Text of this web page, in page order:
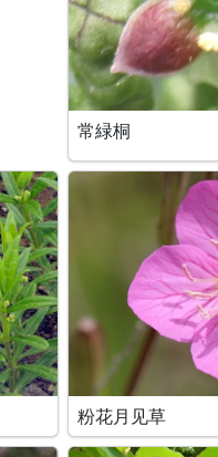
常緑桐
粉花月见草